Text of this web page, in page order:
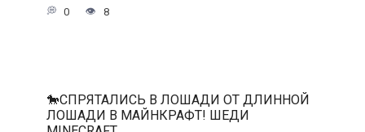
0 8
🐎СПРЯТАЛИСЬ В ЛОШАДИ ОТ ДЛИННОЙ
ЛОШАДИ В МАЙНКРАФТ! ШЕДИ